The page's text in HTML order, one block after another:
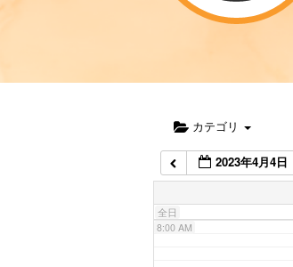
カテゴリ
2023年4月4日
全日
4:00 AM
6:00 AM
7:00 AM
8:00 AM